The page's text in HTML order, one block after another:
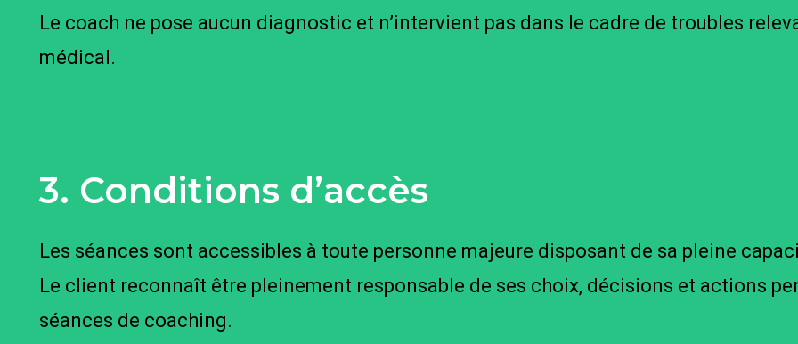
Le coach ne pose aucun diagnostic et n’intervient pas dans le cadre de troubles
médical.
3. Conditions d’accès
Les séances sont accessibles à toute personne majeure disposant de sa pleine
Le client reconnaît être pleinement responsable de ses choix, décisions et actions
séances de coaching.